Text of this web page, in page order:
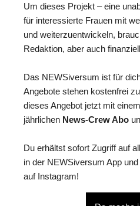
Um dieses Projekt – eine
für interessierte Frauen mit
und weiterzuentwickeln,
Redaktion, aber auch
Das NEWSiversum ist für
Angebote stehen kostenfrei
dieses Angebot jetzt mit
jährlichen News-Crew Abo
Du erhältst sofort Zugriff auf
in der NEWSiversum App
auf Instagram!